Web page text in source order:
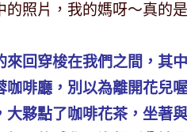
照片，我的媽呀～真的
回穿梭在我們之間，其
咖啡廳，別以為離開花兒
夥點了咖啡花茶，坐著